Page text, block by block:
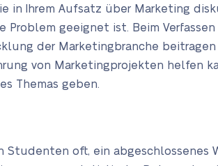
Ihrem Aufsatz über Marketing
Problem geeignet ist. Beim
der Marketingbranche beitragen
von Marketingprojekten helfen
Themas geben.
Studenten oft, ein abgeschlossenes